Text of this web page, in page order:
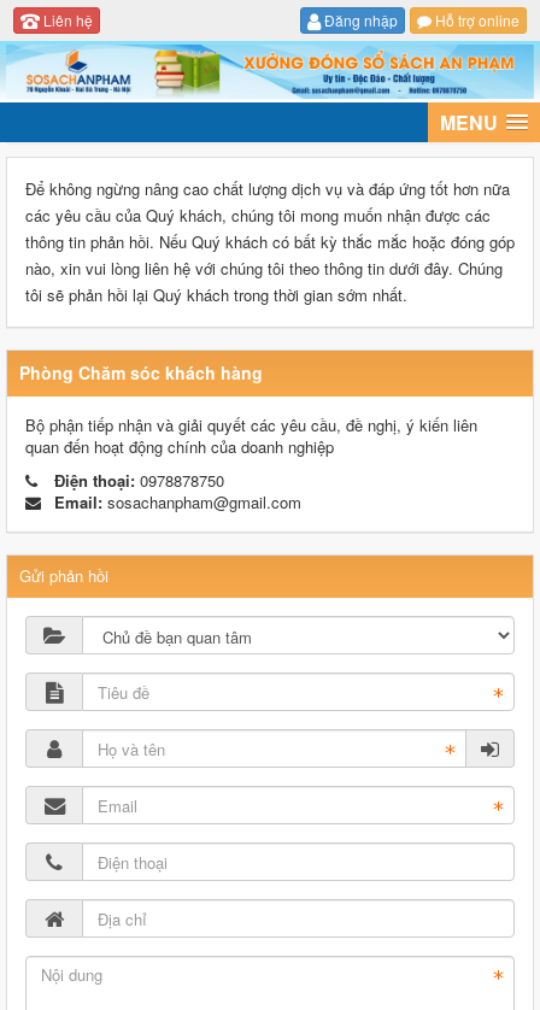
Liên hệ Đăng nhập Hỗ trợ online
MENU
Để không ngừng nâng cao chất lượng dịch vụ và đáp ứng tốt hơn nữa
các yêu cầu của Quý khách, chúng tôi mong muốn nhận được các
thông tin phản hồi. Nếu Quý khách có bất kỳ thắc mắc hoặc đóng góp
nào, xin vui lòng liên hệ với chúng tôi theo thông tin dưới đây. Chúng
tôi sẽ phản hồi lại Quý khách trong thời gian sớm nhất.
Phòng Chăm sóc khách hàng
Bộ phận tiếp nhận và giải quyết các yêu cầu, đề nghị, ý kiến liên
quan đến hoạt động chính của doanh nghiệp
Điện thoại: 0978878750
Email: sosachanpham@gmail.com
Gửi phản hồi